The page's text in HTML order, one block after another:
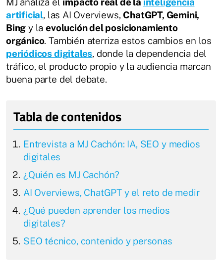
artificial, las AI Overviews, ChatGPT, Gemini,
Bing y laevolución del posicionamiento
orgánico. También aterriza estos cambios en los
periódicos digitales, donde la dependencia del
tráfico, el producto propio y la audiencia marcan
buena parte del debate.
Entrevista a MJ Cachón: IA, SEO y medios
digitales
¿Quién es MJ Cachón?
AI Overviews, ChatGPT y el reto de medir
¿Qué pueden aprender los medios
digitales?
SEO técnico, contenido y personas